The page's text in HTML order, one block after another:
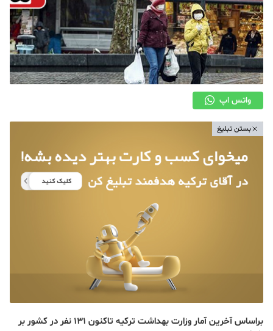
واتس اپ
بستن تبلیغ
براساس آخرین آمار وزارت بهداشت ترکیه تاکنون 131 نفر در کشور بر